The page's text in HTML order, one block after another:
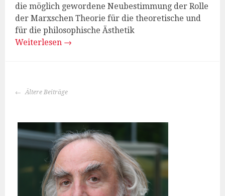
die möglich gewordene Neubestimmung der Rolle
der Marxschen Theorie für die theoretische und
für die philosophische Ästhetik
Weiterlesen →
BEITRAGS-
Ältere Beiträge